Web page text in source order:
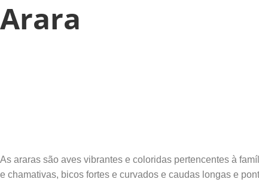
Arara
As araras são aves vibrantes e coloridas pertencentes à
e chamativas, bicos fortes e curvados e caudas longas e